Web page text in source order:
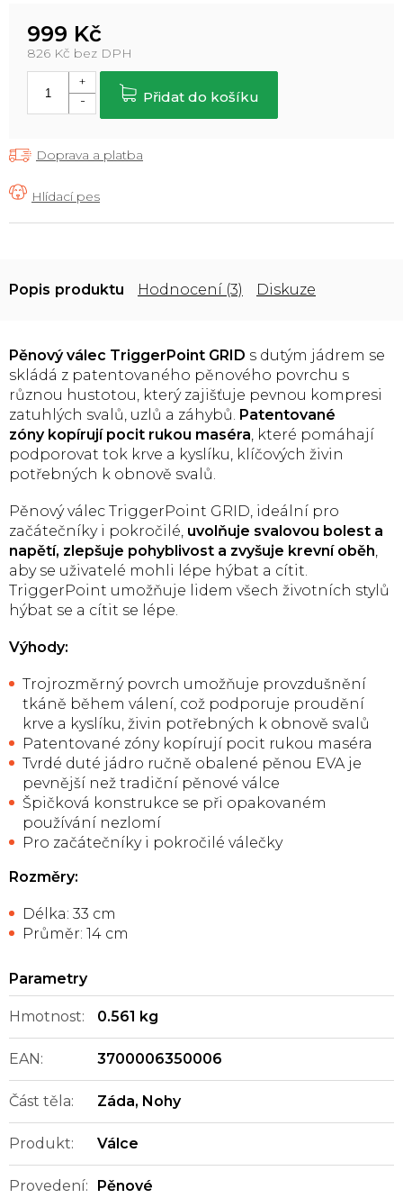
999 Kč
826 Kč bez DPH
cena:
Přidat do košíku
Doprava a platba
Popis Hodnocení (3) Diskuze
Pěnový válec TriggerPoint GRID s dutým jádrem se
skládá z patentovaného pěnového povrchu s
různou hustotou, který zajišťuje pevnou kompresi
zatuhlých svalů, uzlů a záhybů. Patentované
zóny kopírují pocit rukou maséra, které pomáhají
podporovat tok krve a kyslíku, klíčových živin
potřebných k obnově svalů.
Pěnový válec TriggerPoint GRID, ideální pro
začátečníky i pokročilé, uvolňuje svalovou bolest a
napětí, zlepšuje pohyblivost a zvyšuje krevní oběh,
aby se uživatelé mohli lépe hýbat a cítit.
TriggerPoint umožňuje lidem všech životních stylů
hýbat se a cítit se lépe.
Výhody:
Trojrozměrný povrch umožňuje provzdušnění
tkáně během válení, což podporuje proudění
krve a kyslíku, živin potřebných k obnově svalů
Patentované zóny kopírují pocit rukou maséra
Tvrdé duté jádro ručně obalené pěnou EVA je
pevnější než tradiční pěnové válce
Špičková konstrukce se při opakovaném
používání nezlomí
Pro začátečníky i pokročilé válečky
Rozměry:
Délka: 33 cm
Průměr: 14 cm
Hmotnost: 0.561 kg
EAN: 3700006350006
Část těla: Záda, Nohy
Produkt: Válce
Provedení: Pěnové